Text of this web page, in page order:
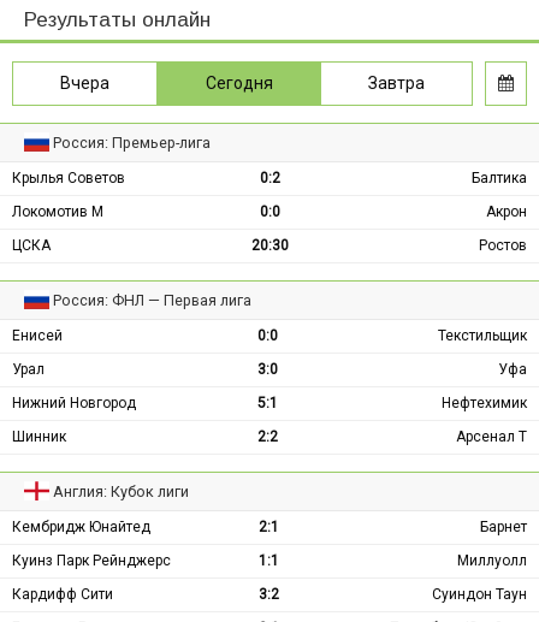
Результаты онлайн
Вчера Сегодня Завтра
Россия: Премьер-лига
Крылья Советов 0:2
Балтика
Локомотив М
0:0
Акрон
ЦСКА
20:30 Ростов
Россия: ФНЛ — Первая лига
Енисей 0:0
Текстильщик
Урал
3:0
Уфа
Нижний Новгород
5:1
Нефтехимик
Шинник
2:2 Арсенал Т
Англия: Кубок лиги
Кембридж Юнайтед 2:1
Барнет
Куинз Парк Рейнджерс
1:1
Миллуолл
Кардифф Сити
3:2
Суиндон Таун